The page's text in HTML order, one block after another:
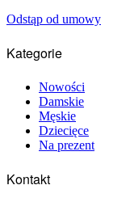
Odstąp od umowy
Kategorie
Nowości
Damskie
Męskie
Dziecięce
Na prezent
Kontakt